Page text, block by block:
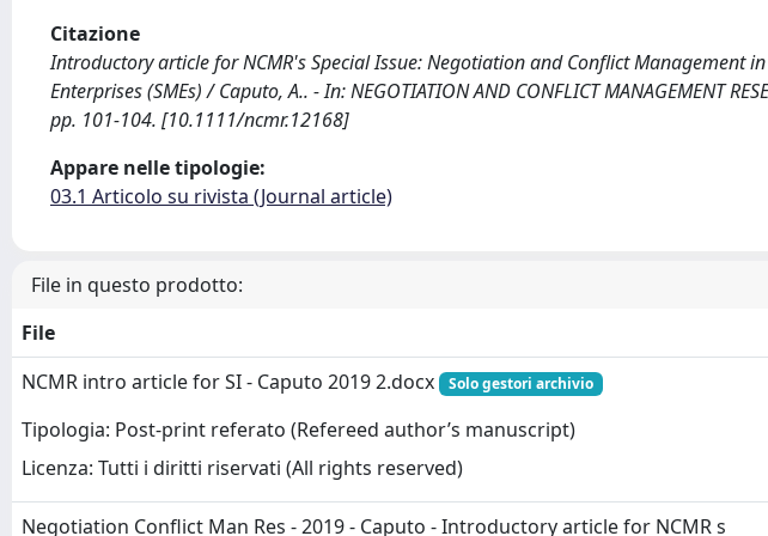
Citazione
Introductory article for NCMR's Special Issue: Negotiation and Conflict Management
Enterprises (SMEs) / Caputo, A.. - In: NEGOTIATION AND CONFLICT MANAGEMENT
pp. 101-104. [10.1111/ncmr.12168]
Appare nelle tipologie:
03.1 Articolo su rivista (Journal article)
File in questo prodotto:
File
NCMR intro article for SI - Caputo 2019 2.docx
Solo gestori archivio
Tipologia: Post-print referato (Refereed author’s manuscript)
Licenza: Tutti i diritti riservati (All rights reserved)
Negotiation Conflict Man Res - 2019 - Caputo - Introductory article for NCMR s